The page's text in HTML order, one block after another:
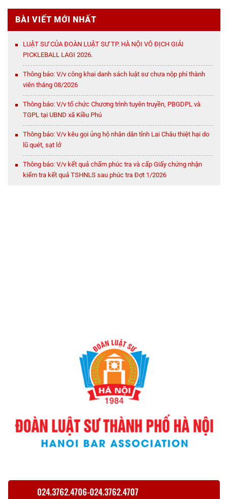
BÀI VIẾT MỚI NHẤT
LUẬT SƯ CỦA ĐOÀN LUẬT SƯ TP. HÀ NỘI VÔ ĐỊCH GIẢI
PICKLEBALL LAGI 2026.
Thông báo: V/v công khai danh sách luật sư chưa nộp phí thành
viên tháng 08/2026
Thông báo: V/v tổ chức Chương trình tuyên truyền, PBGDPL và
TGPL tại UBND xã Kiều Phú
Thông báo: V/v kêu gọi ủng hộ nhân dân tỉnh Lai Châu thiệt hại do
lũ quét, sạt lở
Thông báo: V/v kết quả chấm phúc tra và cấp Giấy chứng nhận
kiểm tra kết quả TSHNLS sau phúc tra Đợt 1/2026
024.3762.4706-024.3762.4707